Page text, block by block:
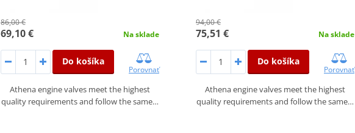
86,00 €
69,10 € Na sklade
Do košíka
Porovnať
Athena engine valves meet the highest
quality requirements and follow the same…
94,00 €
75,51 € Na sklade
Do košíka
Porovnať
Athena engine valves meet the highest
quality requirements and follow the same…